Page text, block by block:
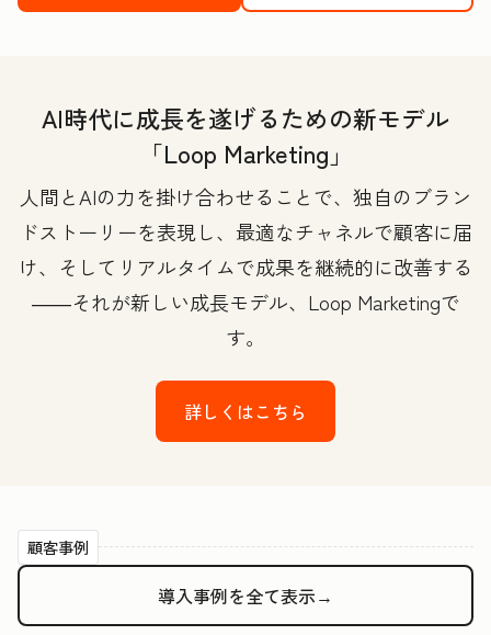
AI時代に成長を遂げるための新モデル
「Loop Marketing」
人間とAIの力を掛け合わせることで、独自のブラン
ドストーリーを表現し、最適なチャネルで顧客に届
け、そしてリアルタイムで成果を継続的に改善する
――それが新しい成長モデル、Loop Marketingで
す。
詳しくはこちら
顧客事例
導入事例を全て表示→